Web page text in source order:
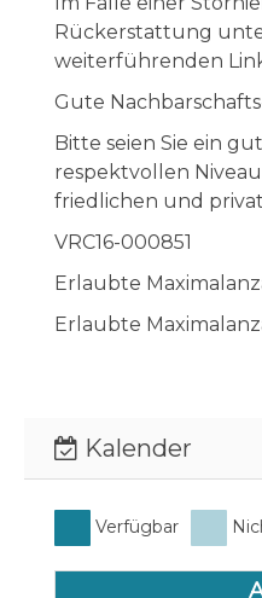
Rückerstattung
weiterführenden
Gute
Bitte seien Sie ein
respektvollen
friedlichen und
VRC16-000851
Erlaubte
Erlaubte
Kalender
Verfügbar